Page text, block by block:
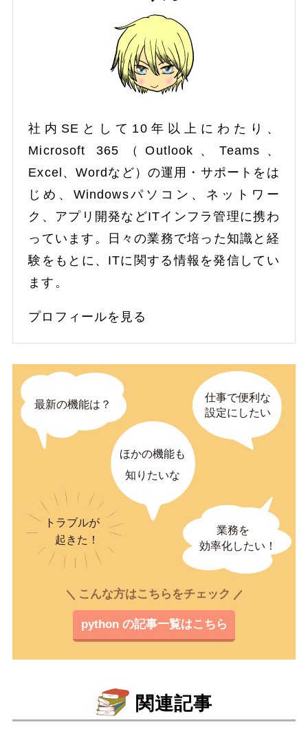
社内SEとして10年以上にわたり、
Microsoft 365（Outlook、Teams、
Excel、Wordなど）の運用・サポートをは
じめ、Windowsパソコン、ネットワー
ク、アプリ開発などITインフラ管理に携わ
っています。日々の業務で培った知識と経
験をもとに、ITに関する情報を発信してい
ます。
プロフィールを見る
こんな方はこちらをチェック
python の記事一覧はこちら
関連記事